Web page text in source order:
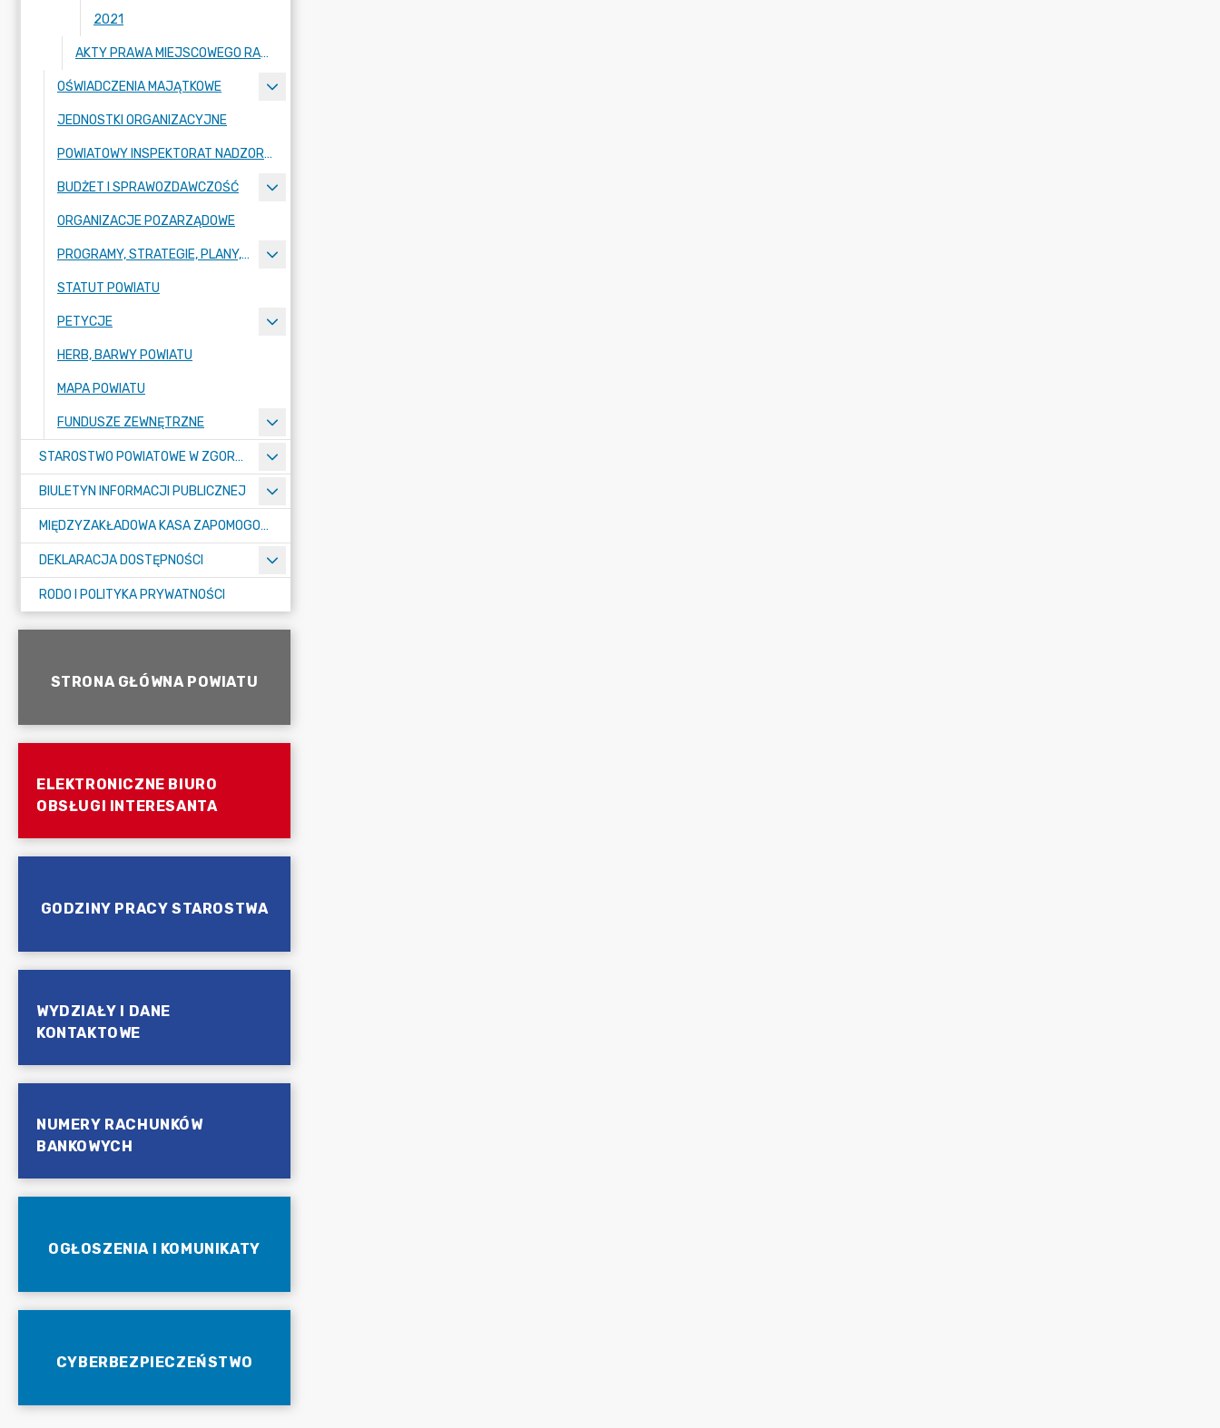
2021
AKTY PRAWA MIEJSCOWEGO RADY POWIATU ZGORZELECKIEGO
OŚWIADCZENIA MAJĄTKOWE
JEDNOSTKI ORGANIZACYJNE
POWIATOWY INSPEKTORAT NADZORU BUDOWLANEGO
BUDŻET I SPRAWOZDAWCZOŚĆ
ORGANIZACJE POZARZĄDOWE
PROGRAMY, STRATEGIE, PLANY, RAPORTY
STATUT POWIATU
PETYCJE
HERB, BARWY POWIATU
MAPA POWIATU
FUNDUSZE ZEWNĘTRZNE
STAROSTWO POWIATOWE W ZGORZELCU
BIULETYN INFORMACJI PUBLICZNEJ
MIĘDZYZAKŁADOWA KASA ZAPOMOGOWO-POŻYCZKOWA
DEKLARACJA DOSTĘPNOŚCI
RODO I POLITYKA PRYWATNOŚCI
STRONA GŁÓWNA POWIATU
ELEKTRONICZNE BIURO
OBSŁUGI INTERESANTA
GODZINY PRACY STAROSTWA
WYDZIAŁY I DANE
KONTAKTOWE
NUMERY RACHUNKÓW
BANKOWYCH
OGŁOSZENIA I KOMUNIKATY
CYBERBEZPIECZEŃSTWO